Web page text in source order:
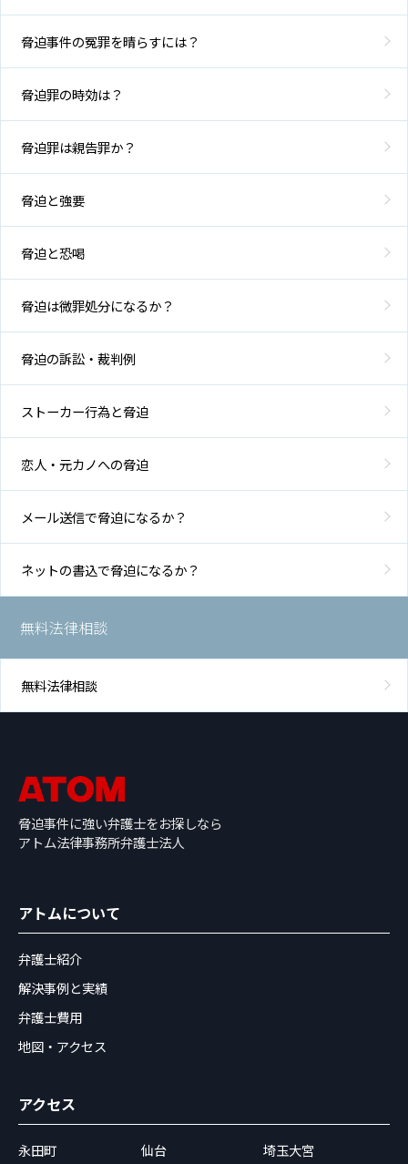
脅迫事件の冤罪を晴らすには？
脅迫罪の時効は？
脅迫罪は親告罪か？
脅迫と強要
脅迫と恐喝
脅迫は微罪処分になるか？
脅迫の訴訟・裁判例
ストーカー行為と脅迫
恋人・元カノへの脅迫
メール送信で脅迫になるか？
ネットの書込で脅迫になるか？
無料法律相談
無料法律相談
脅迫事件に強い弁護士をお探しなら
アトム法律事務所弁護士法人
アトムについて
弁護士紹介
解決事例と実績
弁護士費用
地図・アクセス
アクセス
永田町 仙台
埼玉大宮